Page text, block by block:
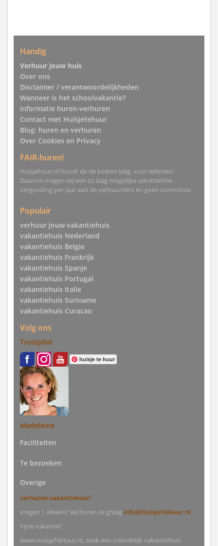
Handig
Verhuur jouw huis
Over ons
Disclaimer / verantwoordelijkheden
Wanneer is het schoolvakantie?
Informatie huren-verhuren
Contact met Huisjetehuur
Blog: huren en verhuren
Over Cookies en Privacy
FAIR-huren!
Huisjehuur.nl houdt de de kosten laag, voor iedereen.
Daarom vragen wij een zo laag mogelijke advertentie-
vergoeding per jaar aan de verhuurders en geen commissie.
Populair
verhuur jouw vakantiehuis
vakantiehuis Nederland
vakantiehuis Belgie
vakantiehuis Frankrijk
vakantiehuis Spanje
vakantiehuis Portugal
vakantiehuis Italie
vakantiehuis Suriname
vakantiehuis Curacao
Volg ons
Trustpilot
huisje te huur
Madeleine
Faciliteiten
Te bezoeken
Overige
verhuren vakantiehuis?
vragen | ideeën? wij horen ze graag info@HuisjeTeHuur.nl
Fijne vakantie!
www.HuisjeTeHuur.nl, zoek een vriendelijk vakantiehuis